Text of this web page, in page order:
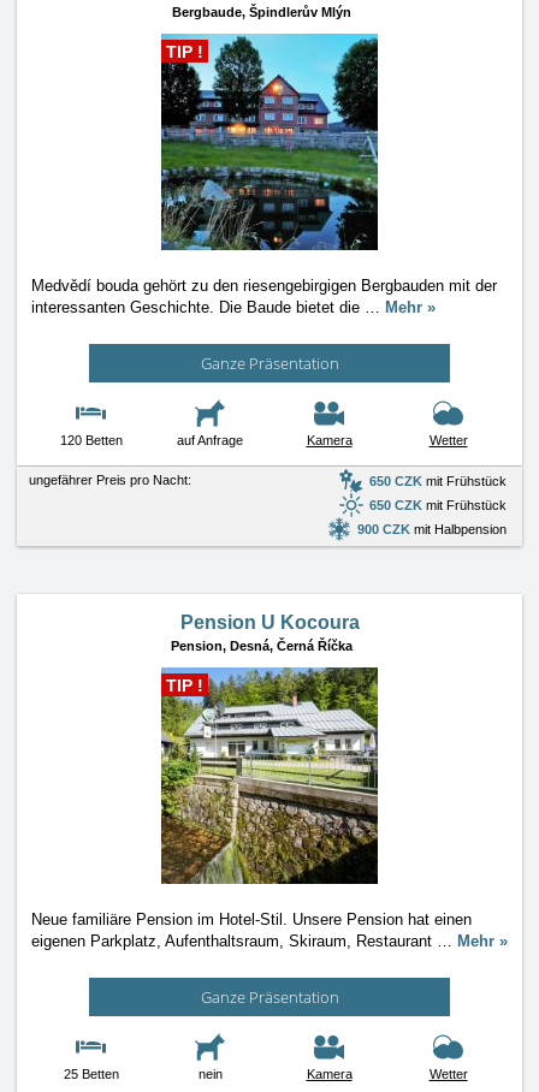
Bergbaude, Špindlerův Mlýn
TIP !
Medvědí bouda gehört zu den riesengebirgigen Bergbauden mit der
interessanten Geschichte. Die Baude bietet die … Mehr »
Ganze Präsentation
120 Betten auf Anfrage Kamera Wetter
ungefährer Preis pro Nacht: 650 CZK mit Frühstück
650 CZK mit Frühstück
900 CZK mit Halbpension
Pension U Kocoura
Pension, Desná, Černá Říčka
TIP !
Neue familiäre Pension im Hotel-Stil. Unsere Pension hat einen
eigenen Parkplatz, Aufenthaltsraum, Skiraum, Restaurant … Mehr »
Ganze Präsentation
25 Betten nein Kamera Wetter